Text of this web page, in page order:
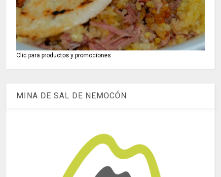
Clic para productos y promociones
MINA DE SAL DE NEMOCÓN